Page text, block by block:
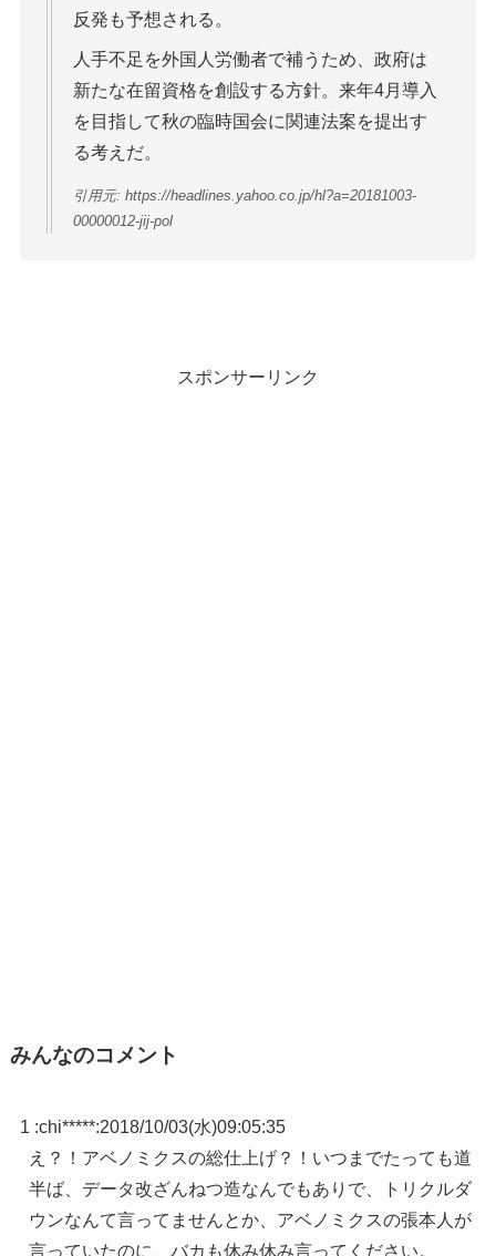
反発も予想される。
人手不足を外国人労働者で補うため、政府は
新たな在留資格を創設する方針。来年4月導入
を目指して秋の臨時国会に関連法案を提出す
る考えだ。
引用元: https://headlines.yahoo.co.jp/hl?a=20181003-
00000012-jij-pol
スポンサーリンク
みんなのコメント
1 :chi*****:2018/10/03(水)09:05:35
え？！アベノミクスの総仕上げ？！いつまでたっても道
半ば、データ改ざんねつ造なんでもありで、トリクルダ
ウンなんて言ってませんとか、アベノミクスの張本人が
言っていたのに、バカも休み休み言ってください。